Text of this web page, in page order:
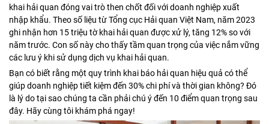
khai hải quan đóng vai trò then chốt đối với doanh nghiệp xuất
nhập khẩu. Theo số liệu từ Tổng cục Hải quan Việt Nam, năm 2023
ghi nhận hơn 15 triệu tờ khai hải quan được xử lý, tăng 12% so với
năm trước. Con số này cho thấy tầm quan trọng của việc nắm vững
các lưu ý khi sử dụng dịch vụ khai hải quan.
Bạn có biết rằng một quy trình khai báo hải quan hiệu quả có thể
giúp doanh nghiệp tiết kiệm đến 30% chi phí và thời gian không? Đó
là lý do tại sao chúng ta cần phải chú ý đến 10 điểm quan trọng sau
đây. Hãy cùng tôi khám phá ngay!